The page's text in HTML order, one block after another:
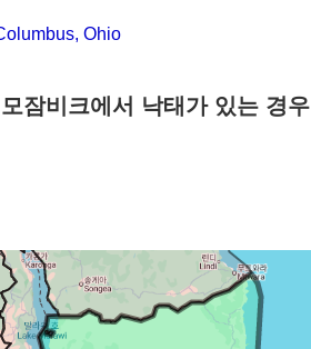
Ohio
모잠비크에서 낙태가 있는 경우